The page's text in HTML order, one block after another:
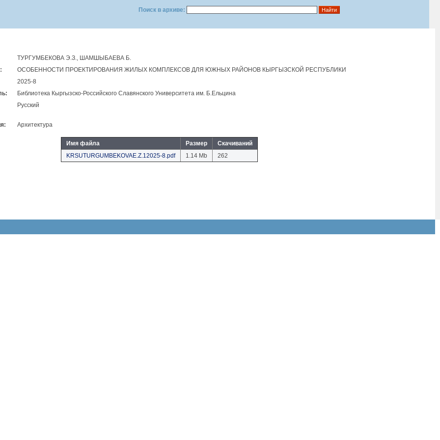
Поиск в архиве:
ТУРГУМБЕКОВА Э.З., ШАМШЫБАЕВА Б.
ОСОБЕННОСТИ ПРОЕКТИРОВАНИЯ ЖИЛЫХ КОМПЛЕКСОВ ДЛЯ ЮЖНЫХ РАЙОНОВ КЫРГЫЗСКОЙ РЕСПУБЛИКИ
2025-8
Библиотека Кыргызско-Российского Славянского Университета им. Б.Eльцина
Русский
Архитектура
Имя файла Размер
Скачиваний
KRSUTURGUMBEKOVAE.Z.12025-8.pdf
1.14 Mb 262